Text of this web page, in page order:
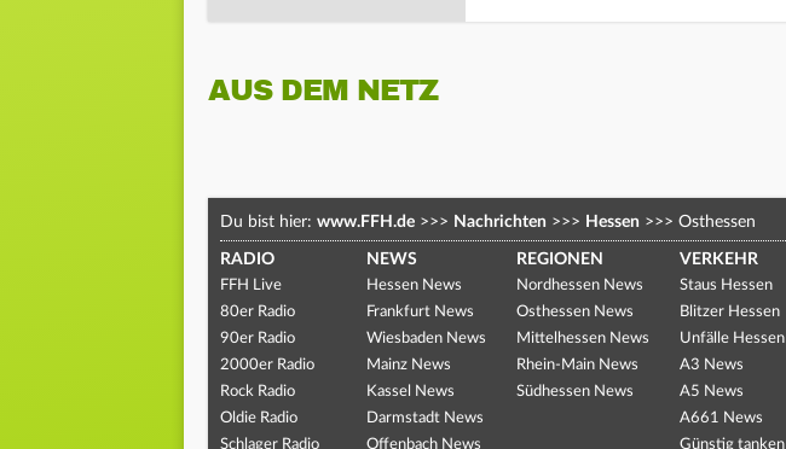
AUS DEM NETZ
Du bist hier: www.FFH.de >>> Nachrichten >>> Hessen >>> Osthessen
RADIO
FFH Live
80er Radio
90er Radio
2000er Radio
Rock Radio
Oldie Radio
Schlager Radio
NEWS
Hessen News
Frankfurt News
Wiesbaden News
Mainz News
Kassel News
Darmstadt News
Offenbach News
REGIONEN
Nordhessen News
Osthessen News
Mittelhessen News
Rhein-Main News
Südhessen News
VERKEHR
Staus Hessen
Blitzer Hessen
Unfälle Hessen
A3 News
A5 News
A661 News
Günstig tanken